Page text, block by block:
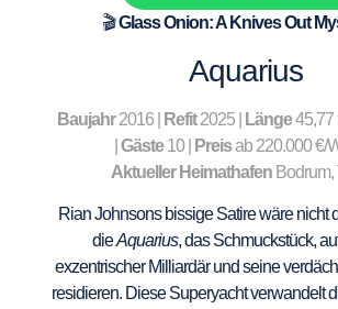
🎬Glass Onion: A Knives Out
Aquarius
Baujahr2016 | Refit2025 | Länge45,77
|Gäste10 | Preisab 220.000 €/
Aktueller Heimathafen
Rian Johnsons bissige Satire wäre nicht
dieAquarius, das Schmuckstück,
exzentrischer Milliardär und seine
residieren. Diese Superyacht verwandelt